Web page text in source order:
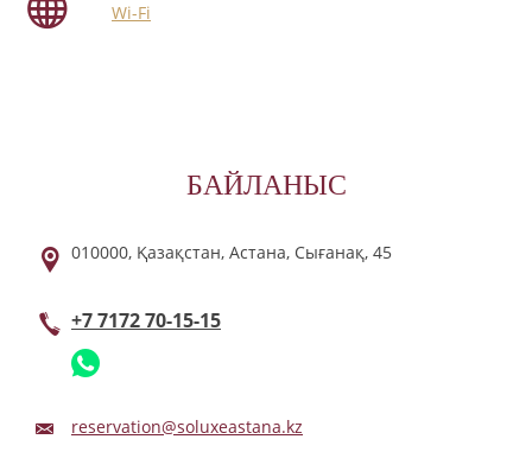
Wi-Fi
БАЙЛАНЫС
010000, Қазақстан, Астана, Сығанақ, 45
+7 7172 70-15-15
reservation@soluxeastana.kz